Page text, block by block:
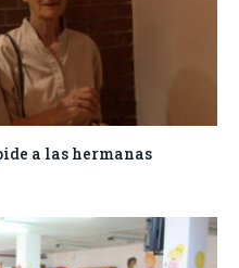
a las hermanas